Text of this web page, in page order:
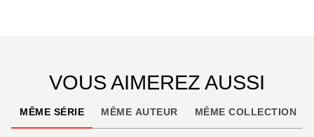
VOUS AIMEREZ AUSSI
MÊME SÉRIE MÊME AUTEUR MÊME COLLECTION